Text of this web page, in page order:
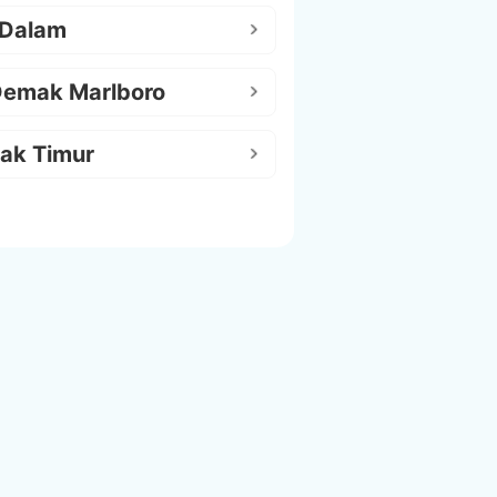
Marlboro
Timur